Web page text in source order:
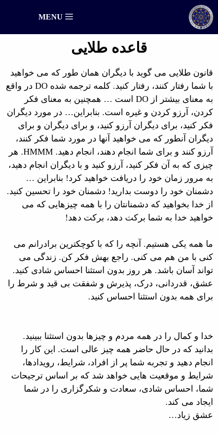
پرش
به
محتوا
MENU
قاعده طلایی
قانون طلایی می گوید با دیگران همان طور که می خواهید
با شما رفتار کنند، رفتار کنید. کلمه ترجمه شده DO در واقع
به معنای بیشتر از DO است … همچنین به معنای فکر
کردن، آرزو کردن و غیره است. بنابراین… در مورد دیگران
فکر کنید، برای دیگران آرزو کنید، و برای دیگران و برای
دیگران آنطور که می خواهید آنها در مورد شما فکر کنند،
آرزو کنند و برای شما انجام دهند، انجام دهید. HMMM. هر
چیزی که به آن فکر کنید، آرزو کنید و با دیگران انجام دهید،
به مرور زمان خود را دریافت خواهید کرد! بنابراین …
دشمنان خود را دوست بدارید! دشمنان خود را تحسین کنید.
از خدا بخواهید که دشمنانتان را با همه چیزهایی که می
خواهید خدا به شما برکت دهد، برکت دهد!
ما همه یکی هستیم. آنچه را که با کوچکترین برادرانم می
کنی با من هم می کنی. راجع بهش فکر کن. زندگی می
تواند آسان باشد. هر روز بدون استثنا احساس شادی کنید.
عشق، قدردانی، درک، پذیرش و شفقت بی قید و شرط را
برای همه بدون استثنا احساس کنید.
خدا و کمال را در همه مردم و چیزها بدون استثنا ببینید.
بدانید که در حال حاضر همه چیز عالی است. این کار را
انجام دهید و تجربه شما پر از افراد، شرایط، رویدادها،
شرایط و موقعیت هایی خواهد شد که بر اساس ترجیحات
شما، احساس شادی، سعادت و شکرگزاری را در شما
ایجاد می کند.
عشق زیاد…